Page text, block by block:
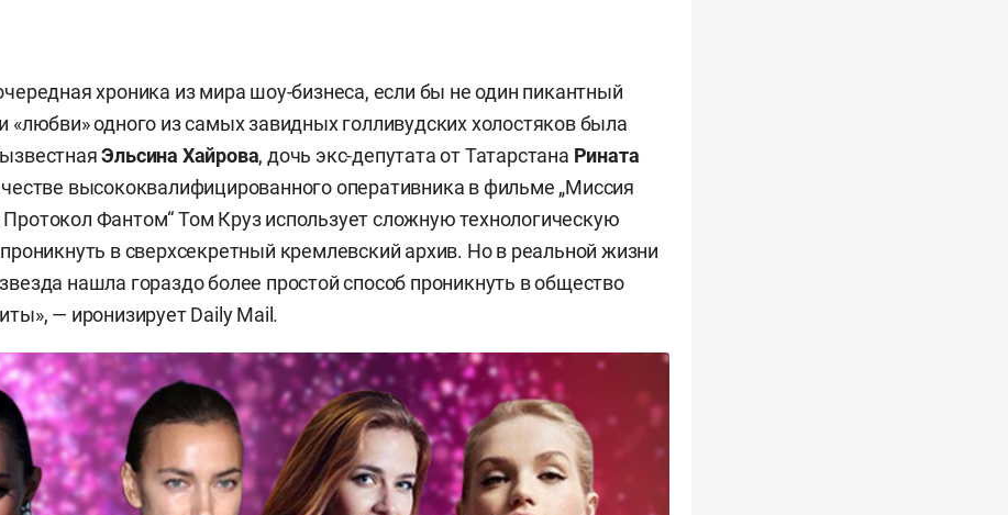
хроника из мира шоу-бизнеса, если бы не один пикантный
«любви» одного из самых завидных голливудских холостяков была
Эльсина Хайрова, дочь экс-депутата от Татарстана Рината
высококвалифицированного оперативника в фильме „Миссия
Фантом“ Том Круз использует сложную технологическую
в сверхсекретный кремлевский архив. Но в реальной жизни
нашла гораздо более простой способ проникнуть в общество
— иронизирует Daily Mail.